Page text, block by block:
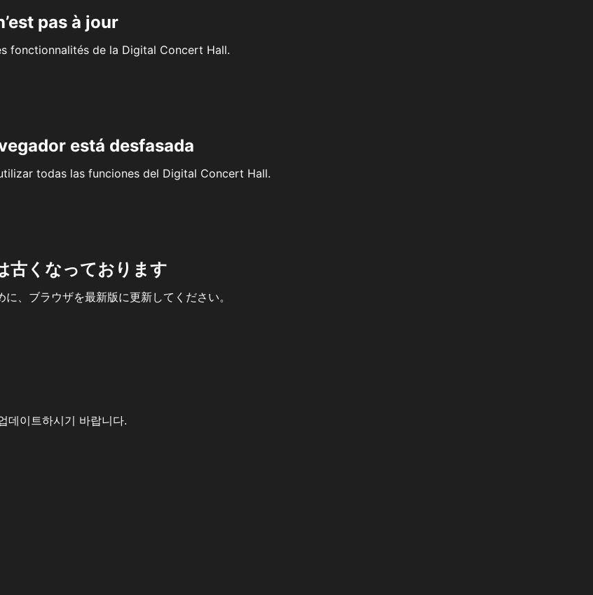
pas à jour
fonctionnalités de la Digital Concert Hall.
está desfasada
todas las funciones del Digital Concert Hall.
古くなっております
、ブラウザを最新版に更新してください。
데이트하시기 바랍니다.